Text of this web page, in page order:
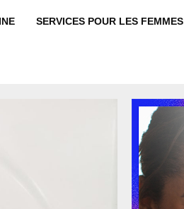
SERVICES POUR LES FEMMES